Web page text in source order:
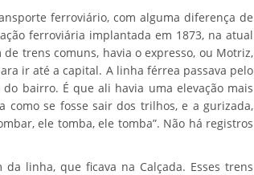
ferroviário, com alguma diferença de
ferroviária implantada em 1873, na atual
trens comuns, havia o expresso, ou Motriz,
ir até a capital. A linha férrea passava pelo
bairro. É que ali havia uma elevação mais
como se fosse sair dos trilhos, e a gurizada,
ele tomba, ele tomba”. Não há registros
linha, que ficava na Calçada. Esses trens